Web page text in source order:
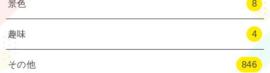
景色 8
趣味 4
その他 846